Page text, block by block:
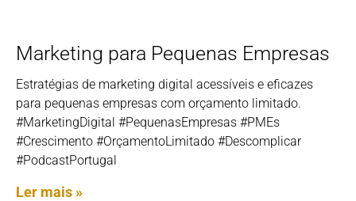
Marketing para Pequenas Empresas
Estratégias de marketing digital acessíveis e eficazes
para pequenas empresas com orçamento limitado.
#MarketingDigital #PequenasEmpresas #PMEs
#Crescimento #OrçamentoLimitado #Descomplicar
#PodcastPortugal
Ler mais »